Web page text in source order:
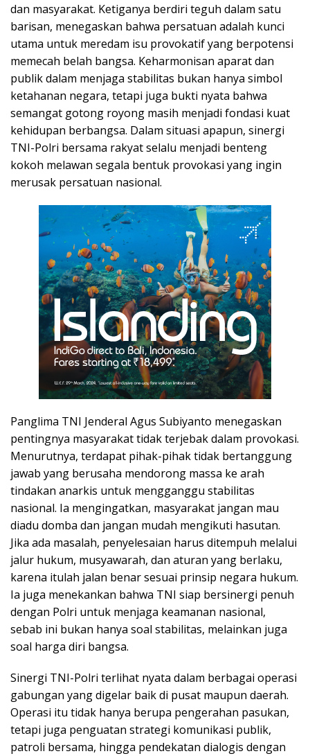
dan masyarakat. Ketiganya berdiri teguh dalam satu
barisan, menegaskan bahwa persatuan adalah kunci
utama untuk meredam isu provokatif yang berpotensi
memecah belah bangsa. Keharmonisan aparat dan
publik dalam menjaga stabilitas bukan hanya simbol
ketahanan negara, tetapi juga bukti nyata bahwa
semangat gotong royong masih menjadi fondasi kuat
kehidupan berbangsa. Dalam situasi apapun, sinergi
TNI-Polri bersama rakyat selalu menjadi benteng
kokoh melawan segala bentuk provokasi yang ingin
merusak persatuan nasional.
Panglima TNI Jenderal Agus Subiyanto menegaskan
pentingnya masyarakat tidak terjebak dalam provokasi.
Menurutnya, terdapat pihak-pihak tidak bertanggung
jawab yang berusaha mendorong massa ke arah
tindakan anarkis untuk mengganggu stabilitas
nasional. Ia mengingatkan, masyarakat jangan mau
diadu domba dan jangan mudah mengikuti hasutan.
Jika ada masalah, penyelesaian harus ditempuh melalui
jalur hukum, musyawarah, dan aturan yang berlaku,
karena itulah jalan benar sesuai prinsip negara hukum.
Ia juga menekankan bahwa TNI siap bersinergi penuh
dengan Polri untuk menjaga keamanan nasional,
sebab ini bukan hanya soal stabilitas, melainkan juga
soal harga diri bangsa.
Sinergi TNI-Polri terlihat nyata dalam berbagai operasi
gabungan yang digelar baik di pusat maupun daerah.
Operasi itu tidak hanya berupa pengerahan pasukan,
tetapi juga penguatan strategi komunikasi publik,
patroli bersama, hingga pendekatan dialogis dengan